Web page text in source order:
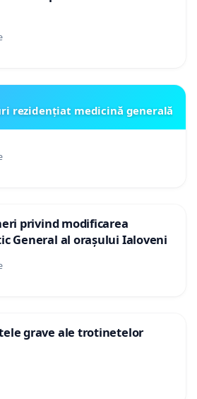
rezidențiat medicină generală
privind modificarea
General al orașului Ialoveni
grave ale trotinetelor